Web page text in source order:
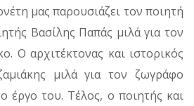
μας παρουσιάζει τον ποιητή
Βασίλης Παπάς μιλά για τον
Ο αρχιτέκτονας και ιστορικός
μιλά για τον ζωγράφο
έργο του. Τέλος, ο ποιητής και